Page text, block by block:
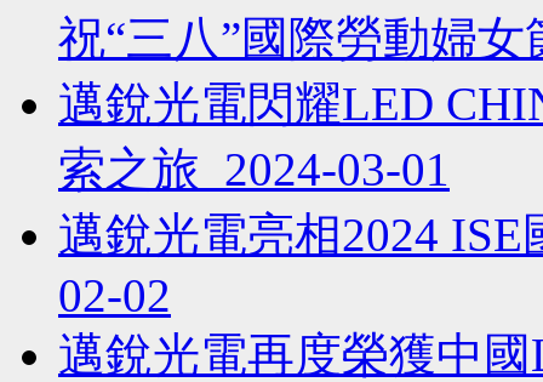
祝“三八”國際勞動婦女
邁銳光電閃耀LED
索之旅 2024-03-01
邁銳光電亮相2024
02-02
邁銳光電再度榮獲中